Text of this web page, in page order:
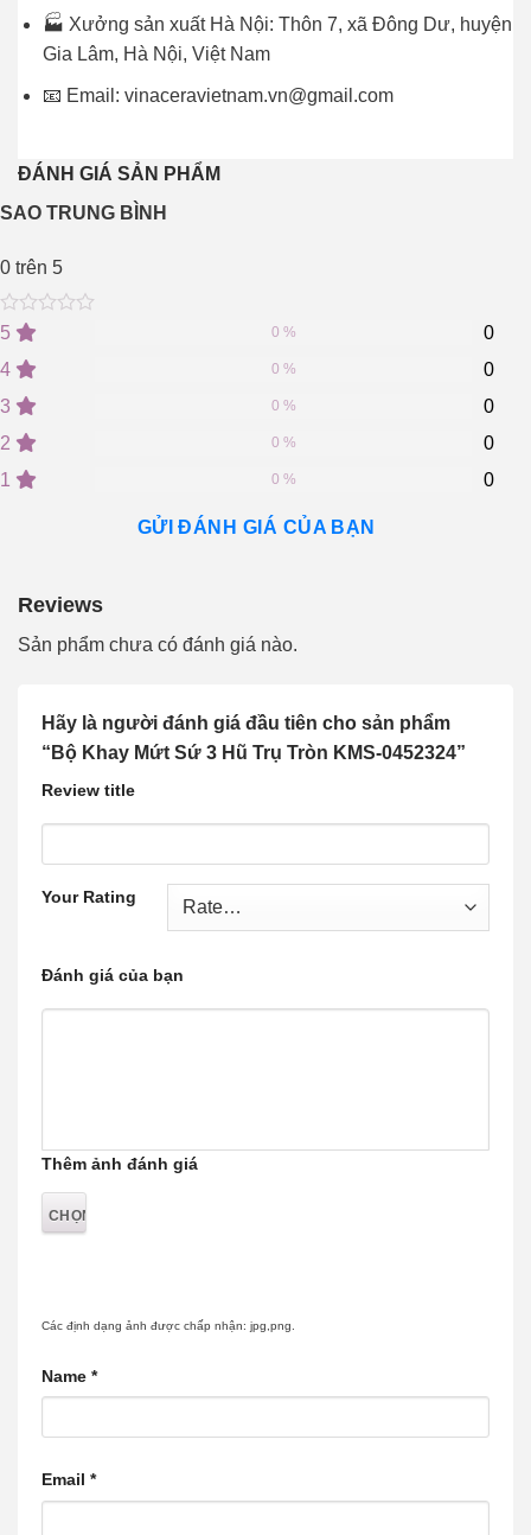
🏭 Xưởng sản xuất Hà Nội: Thôn 7, xã Đông Dư, huyện
Gia Lâm, Hà Nội, Việt Nam
📧 Email: vinaceravietnam.vn@gmail.com
ĐÁNH GIÁ SẢN PHẨM
SAO TRUNG BÌNH
0 trên 5
0
out
of
5
on
0
ratings
5 0
0 %
4 0
0 %
3 0
0 %
2 0
0 %
1 0
0 %
GỬI ĐÁNH GIÁ CỦA BẠN
Reviews
Sản phẩm chưa có đánh giá nào.
Hãy là người đánh giá đầu tiên cho sản phẩm
“Bộ Khay Mứt Sứ 3 Hũ Trụ Tròn KMS-0452324”
Review title
Your Rating
Đánh giá của bạn
Thêm ảnh đánh giá
Các định dạng ảnh được chấp nhận: jpg,png.
Name *
Email *